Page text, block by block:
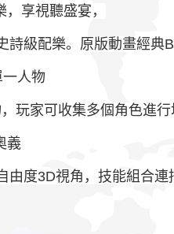
享視聽盛宴，
詩級配樂。原版動畫經典
人物
玩家可收集多個角色進
義
由度3D視角，技能組合